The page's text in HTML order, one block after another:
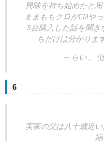
興味を持ち始めたと
ままももクロがCMや
5台購入した話を聞
ちだけは分かりま
— らい 。
6
実家の父は八十歳近
揃